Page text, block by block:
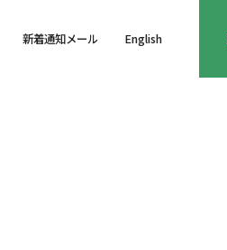
新着通知メール English